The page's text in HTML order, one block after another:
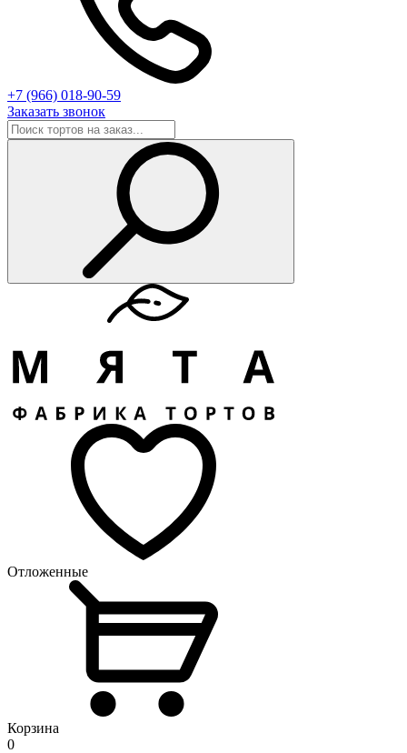
+7 (966) 018-90-59
Заказать звонок
Отложенные
Корзина
0